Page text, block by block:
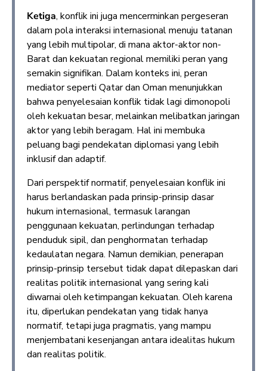
Ketiga, konflik ini juga mencerminkan pergeseran
dalam pola interaksi internasional menuju tatanan
yang lebih multipolar, di mana aktor-aktor non-
Barat dan kekuatan regional memiliki peran yang
semakin signifikan. Dalam konteks ini, peran
mediator seperti Qatar dan Oman menunjukkan
bahwa penyelesaian konflik tidak lagi dimonopoli
oleh kekuatan besar, melainkan melibatkan jaringan
aktor yang lebih beragam. Hal ini membuka
peluang bagi pendekatan diplomasi yang lebih
inklusif dan adaptif.
Dari perspektif normatif, penyelesaian konflik ini
harus berlandaskan pada prinsip-prinsip dasar
hukum internasional, termasuk larangan
penggunaan kekuatan, perlindungan terhadap
penduduk sipil, dan penghormatan terhadap
kedaulatan negara. Namun demikian, penerapan
prinsip-prinsip tersebut tidak dapat dilepaskan dari
realitas politik internasional yang sering kali
diwarnai oleh ketimpangan kekuatan. Oleh karena
itu, diperlukan pendekatan yang tidak hanya
normatif, tetapi juga pragmatis, yang mampu
menjembatani kesenjangan antara idealitas hukum
dan realitas politik.